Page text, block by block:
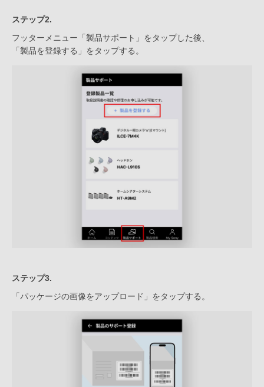
ステップ2.
フッターメニュー「製品サポート」をタップした後、
「製品を登録する」をタップする。
ステップ3.
「パッケージの画像をアップロード」をタップする。